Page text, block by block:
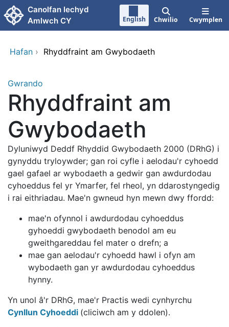
Neidio i'r prif gynnwy
Canolfan Iechyd
Amlwch CY
English Chwilio Cwymplen
Hafan › Rhyddfraint am Gwybodaeth
Gwrando
Rhyddfraint am
Gwybodaeth
Dyluniwyd Deddf Rhyddid Gwybodaeth 2000 (DRhG) i
gynyddu tryloywder; gan roi cyfle i aelodau'r cyhoedd
gael gafael ar wybodaeth a gedwir gan awdurdodau
cyhoeddus fel yr Ymarfer, fel rheol, yn ddarostyngedig
i rai eithriadau. Mae'n gwneud hyn mewn dwy ffordd:
mae'n ofynnol i awdurdodau cyhoeddus
gyhoeddi gwybodaeth benodol am eu
gweithgareddau fel mater o drefn; a
mae gan aelodau'r cyhoedd hawl i ofyn am
wybodaeth gan yr awdurdodau cyhoeddus
hynny.
Yn unol â'r DRhG, mae'r Practis wedi cynhyrchu
Cynllun Cyhoeddi (cliciwch am y ddolen).